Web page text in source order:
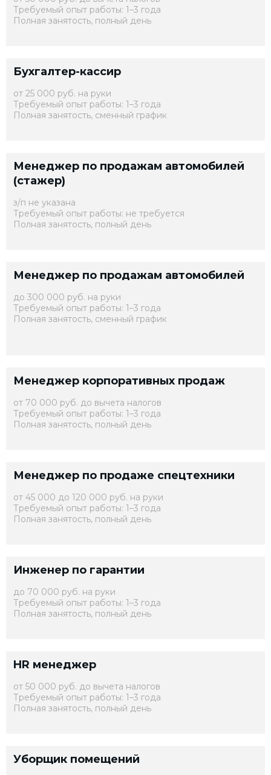
Требуемый опыт работы: 1–3 года
Полная занятость, полный день
Бухгалтер-кассир
от 25 000 руб. на руки
Требуемый опыт работы: 1–3 года
Полная занятость, сменный график
Менеджер по продажам автомобилей
(стажер)
з/п не указана
Требуемый опыт работы: не требуется
Полная занятость, полный день
Менеджер по продажам автомобилей
до 300 000 руб. на руки
Требуемый опыт работы: 1–3 года
Полная занятость, сменный график
Менеджер корпоративных продаж
от 70 000 руб. до вычета налогов
Требуемый опыт работы: 1–3 года
Полная занятость, полный день
Менеджер по продаже спецтехники
от 45 000 до 120 000 руб. на руки
Требуемый опыт работы: 1–3 года
Полная занятость, полный день
Инженер по гарантии
до 70 000 руб. на руки
Требуемый опыт работы: 1–3 года
Полная занятость, полный день
HR менеджер
от 50 000 руб. до вычета налогов
Требуемый опыт работы: 1–3 года
Полная занятость, полный день
Уборщик помещений